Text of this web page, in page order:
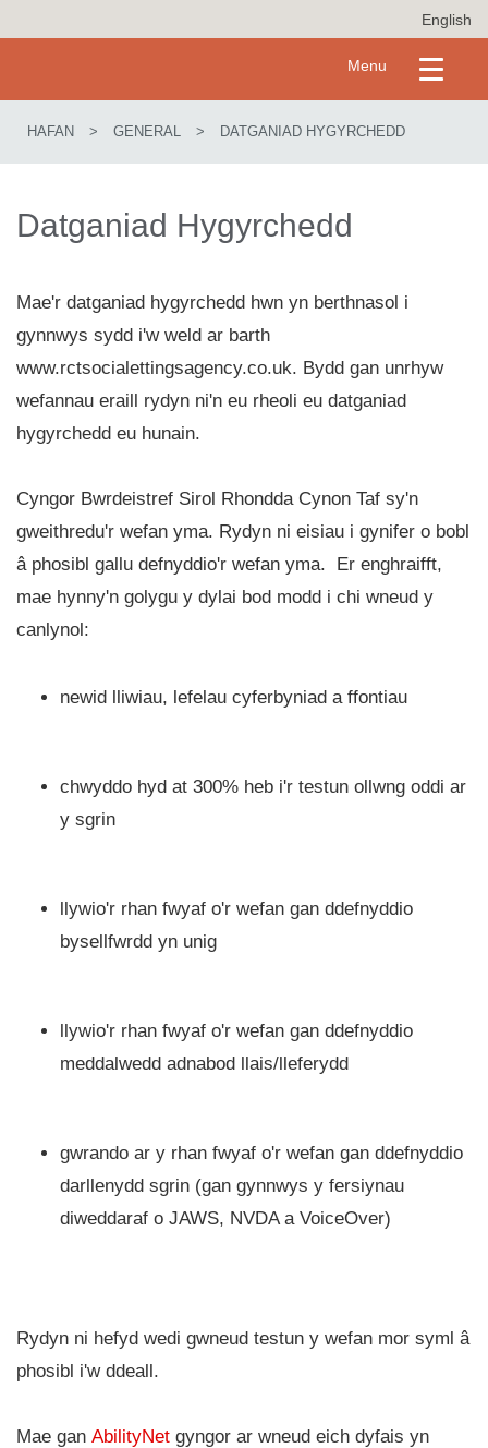
k
t
n
c
t
n
t
English
Toggle
Menu
HAFAN > GENERAL > DATGANIAD HYGYRCHEDD
Datganiad Hygyrchedd
Mae'r datganiad hygyrchedd hwn yn berthnasol i
gynnwys sydd i'w weld ar barth
www.rctsocialettingsagency.co.uk. Bydd gan unrhyw
wefannau eraill rydyn ni'n eu rheoli eu datganiad
hygyrchedd eu hunain.
Cyngor Bwrdeistref Sirol Rhondda Cynon Taf sy'n
gweithredu'r wefan yma. Rydyn ni eisiau i gynifer o bobl
â phosibl gallu defnyddio'r wefan yma. Er enghraifft,
mae hynny'n golygu y dylai bod modd i chi wneud y
canlynol:
newid lliwiau, lefelau cyferbyniad a ffontiau
chwyddo hyd at 300% heb i'r testun ollwng oddi ar
y sgrin
llywio'r rhan fwyaf o'r wefan gan ddefnyddio
bysellfwrdd yn unig
llywio'r rhan fwyaf o'r wefan gan ddefnyddio
meddalwedd adnabod llais/lleferydd
gwrando ar y rhan fwyaf o'r wefan gan ddefnyddio
darllenydd sgrin (gan gynnwys y fersiynau
diweddaraf o JAWS, NVDA a VoiceOver)
Rydyn ni hefyd wedi gwneud testun y wefan mor syml â
phosibl i'w ddeall.
Mae gan AbilityNet gyngor ar wneud eich dyfais yn